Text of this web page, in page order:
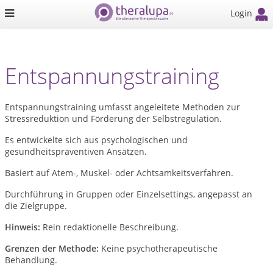
Login
Entspannungstraining
Entspannungstraining umfasst angeleitete Methoden zur
Stressreduktion und Förderung der Selbstregulation.
Es entwickelte sich aus psychologischen und
gesundheitspräventiven Ansätzen.
Basiert auf Atem-, Muskel- oder Achtsamkeitsverfahren.
Durchführung in Gruppen oder Einzelsettings, angepasst an
die Zielgruppe.
Hinweis: Rein redaktionelle Beschreibung.
Grenzen der Methode: Keine psychotherapeutische
Behandlung.